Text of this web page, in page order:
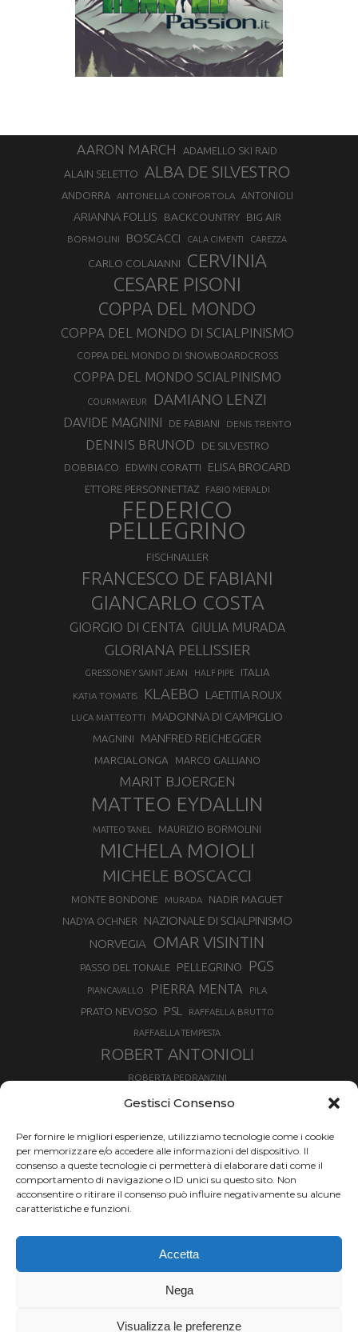
Gestisci Consenso
Per fornire le migliori esperienze, utilizziamo tecnologie come i cookie
per memorizzare e/o accedere alle informazioni del dispositivo. Il
consenso a queste tecnologie ci permetterà di elaborare dati come il
comportamento di navigazione o ID unici su questo sito. Non
acconsentire o ritirare il consenso può influire negativamente su alcune
caratteristiche e funzioni.
Accetta
Nega
Visualizza le preferenze
AARON MARCH ADAMELLO SKI RAID
ALAIN SELETTO ALBA DE SILVESTRO
ANDORRA ANTONELLA CONFORTOLA ANTONIOLI
ARIANNA FOLLIS BACKCOUNTRY BIG AIR
BORMOLINI BOSCACCI CALA CIMENTI CAREZZA
CARLO COLAIANNI CERVINIA
CESARE PISONI
COPPA DEL MONDO
COPPA DEL MONDO DI SCIALPINISMO
COPPA DEL MONDO DI SNOWBOARDCROSS
COPPA DEL MONDO SCIALPINISMO
COURMAYEUR DAMIANO LENZI
DAVIDE MAGNINI DE FABIANI DENIS TRENTO
DENNIS BRUNOD DE SILVESTRO
DOBBIACO EDWIN CORATTI ELISA BROCARD
ETTORE PERSONNETTAZ FABIO MERALDI
FEDERICO
PELLEGRINO
FISCHNALLER
FRANCESCO DE FABIANI
GIANCARLO COSTA
GIORGIO DI CENTA GIULIA MURADA
GLORIANA PELLISSIER
GRESSONEY SAINT JEAN HALF PIPE ITALIA
KATIA TOMATIS KLAEBO LAETITIA ROUX
LUCA MATTEOTTI MADONNA DI CAMPIGLIO
MAGNINI MANFRED REICHEGGER
MARCIALONGA MARCO GALLIANO
MARIT BJOERGEN
MATTEO EYDALLIN
MATTEO TANEL MAURIZIO BORMOLINI
MICHELA MOIOLI
MICHELE BOSCACCI
MONTE BONDONE MURADA NADIR MAGUET
NADYA OCHNER
NAZIONALE DI SCIALPINISMO
NORVEGIA
OMAR VISINTIN
PASSO DEL TONALE PELLEGRINO PGS
PIANCAVALLO PIERRA MENTA PILA
PRATO NEVOSO PSL RAFFAELLA BRUTTO
RAFFAELLA TEMPESTA
ROBERT ANTONIOLI
ROBERTA PEDRANZINI
ROLAND FISCHNALLER
SIMONE DEROMEDIS SKIALPDEIPARCHI SKICROSS
SLOPESTYLE SNOWBOARD
SNOWBOARDCROSS SPRINT
THERESE JOHAUG
TRANSCAVALLO TROFEO MEZZALAMA
VAL DI FIEMME
Chi siamo | Termini d'uso | Privacy |